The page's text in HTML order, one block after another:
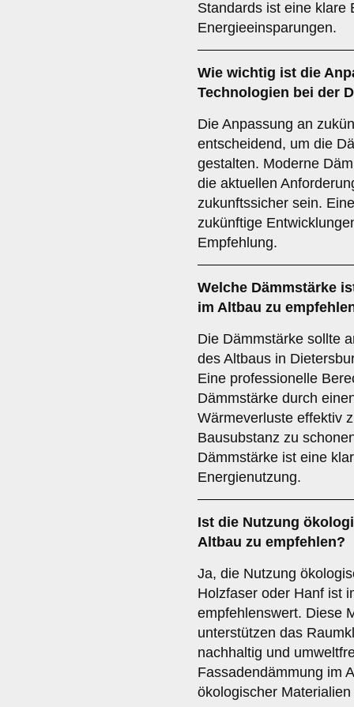
Standards ist eine klare
Energieeinsparungen.
Wie wichtig ist die
Technologien bei der
Die Anpassung an
entscheidend, um die
gestalten. Moderne
die aktuellen
zukunftssicher sein.
zukünftige
Empfehlung.
Welche Dämmstärke
im Altbau zu
Die Dämmstärke sollte
des Altbaus in
Eine professionelle
Dämmstärke durch
Wärmeverluste effektiv
Bausubstanz zu
Dämmstärke ist eine
Energienutzung.
Ist die Nutzung
Altbau zu empfehlen?
Ja, die Nutzung
Holzfaser oder Hanf ist
empfehlenswert. Diese
unterstützen das
nachhaltig und
Fassadendämmung im
ökologischer